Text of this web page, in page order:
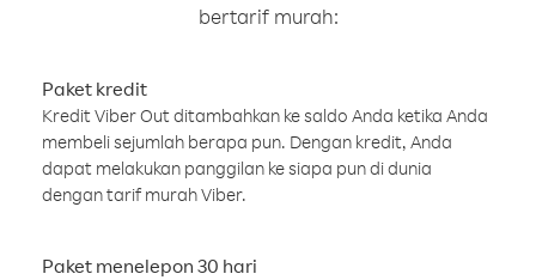
bertarif murah:
Paket kredit
Kredit Viber Out ditambahkan ke saldo Anda ketika Anda
membeli sejumlah berapa pun. Dengan kredit, Anda
dapat melakukan panggilan ke siapa pun di dunia
dengan tarif murah Viber.
Paket menelepon 30 hari